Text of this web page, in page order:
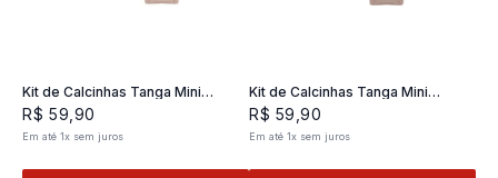
Kit de Calcinhas Tanga Mini
Classic 02- 2 und
R$ 59 90
Em até1x sem juros
Kit de Calcinhas Tanga Mini
Classic 02- 2 und
R$ 59 ,90
Em até 1x sem juros